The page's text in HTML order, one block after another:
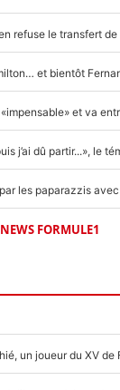
NEWS FORMULE1